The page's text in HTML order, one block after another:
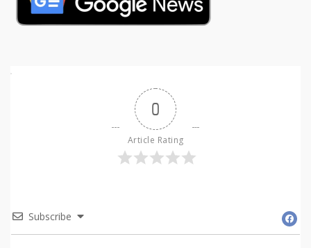
0
Article Rating
Subscribe